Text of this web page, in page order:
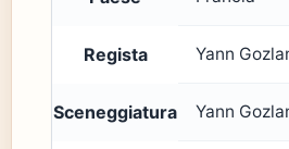
Regista Yann
Sceneggiatura Yann